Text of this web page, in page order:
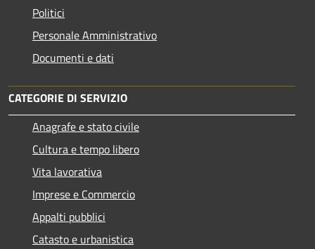
Politici
Personale Amministrativo
Documenti e dati
CATEGORIE DI SERVIZIO
Anagrafe e stato civile
Cultura e tempo libero
Vita lavorativa
Imprese e Commercio
Appalti pubblici
Catasto e urbanistica